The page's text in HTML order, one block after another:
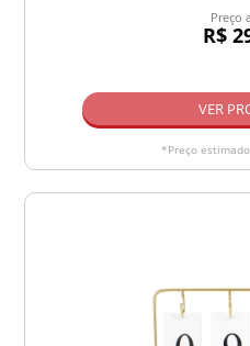
Preço
R$
VER
*Preço